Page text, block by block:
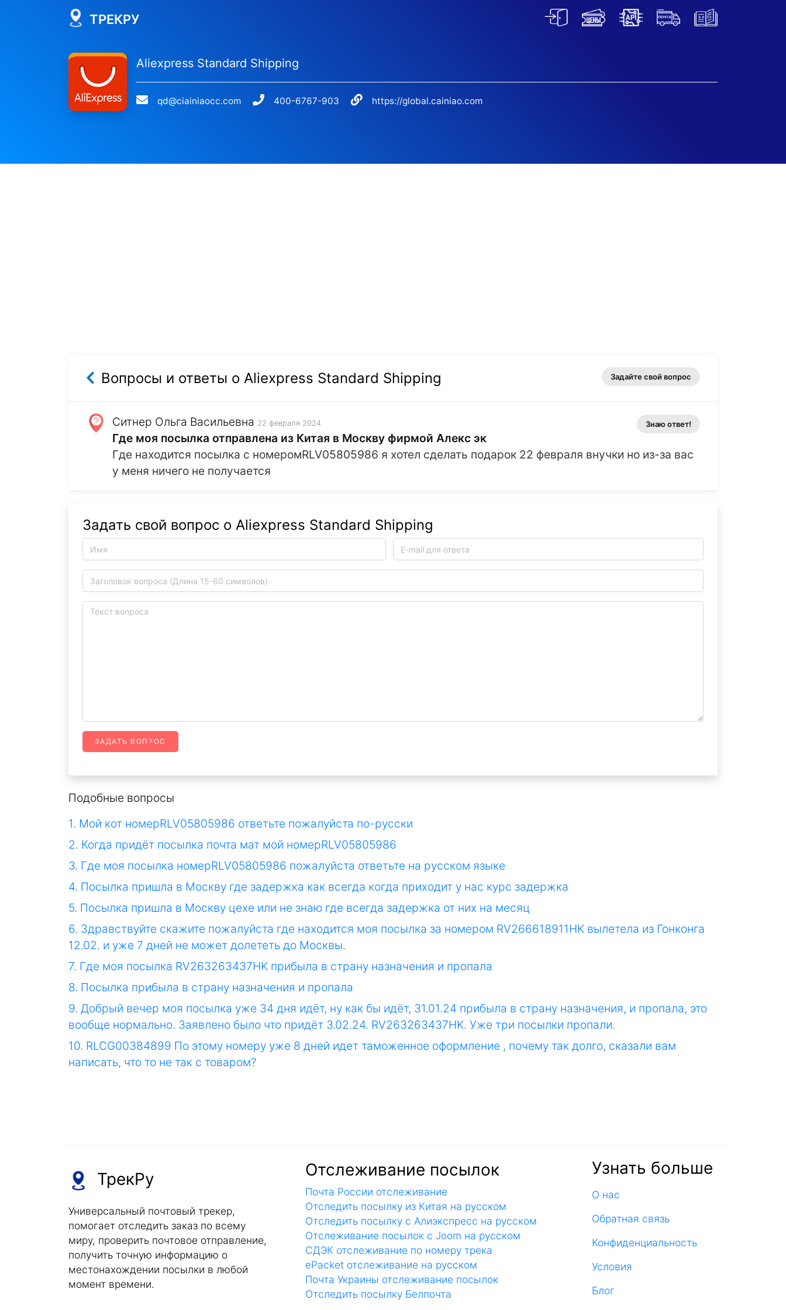
ТРЕКРУ
Aliexpress Standard Shipping
qd@ciainiaocc.com 400-6767-903 https://global.cainiao.com
Вопросы и ответы о Aliexpress Standard Shipping Задайте свой вопрос
Ситнер Ольга Васильевна 22 февраля 2024
Где моя посылка отправлена из Китая в Москву фирмой Алекс эк
Где находится посылка с номеромRLV05805986 я хотел сделать подарок 22 февраля внучки но из-за вас
у меня ничего не получается
Знаю ответ!
Задать свой вопрос о Aliexpress Standard Shipping
ЗАДАТЬ ВОПРОС
Подобные вопросы
1. Мой кот номерRLV05805986 ответьте пожалуйста по-русски
2. Когда придёт посылка почта мат мой номерRLV05805986
3. Где моя посылка номерRLV05805986 пожалуйста ответьте на русском языке
4. Посылка пришла в Москву где задержка как всегда когда приходит у нас курс задержка
5. Посылка пришла в Москву цехе или не знаю где всегда задержка от них на месяц
6. Здравствуйте скажите пожалуйста где находится моя посылка за номером RV266618911HK вылетела из Гонконга
12.02. и уже 7 дней не может долететь до Москвы.
7. Где моя посылка RV263263437HK прибыла в страну назначения и пропала
8. Посылка прибыла в страну назначения и пропала
9. Добрый вечер моя посылка уже 34 дня идëт, ну как бы идëт, 31.01.24 прибыла в страну назначения, и пропала, это
вообще нормально. Заявлено было что придëт 3.02.24. RV263263437HK. Уже три посылки пропали.
10. RLCG00384899 По этому номеру уже 8 дней идет таможенное оформление , почему так долго, сказали вам
написать, что то не так с товаром?
ТрекРу
Универсальный почтовый трекер,
помогает отследить заказ по всему
миру, проверить почтовое отправление,
получить точную информацию о
местонахождении посылки в любой
момент времени.
Отслеживание посылок
Почта России отслеживание
Отследить посылку из Китая на русском
Отследить посылку с Алиэкспресс на русском
Отслеживание посылок с Joom на русском
СДЭК отслеживание по номеру трека
ePacket отслеживание на русском
Почта Украины отслеживание посылок
Отследить посылку Белпочта
Узнать больше
О нас
Обратная связь
Конфиденциальность
Условия
Блог